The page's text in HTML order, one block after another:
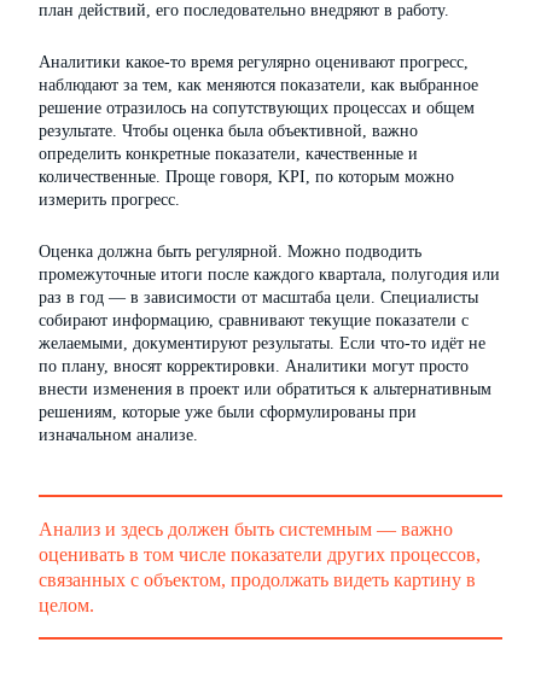
план действий, его последовательно внедряют в работу.
Аналитики какое-то время регулярно оценивают прогресс,
наблюдают за тем, как меняются показатели, как выбранное
решение отразилось на сопутствующих процессах и общем
результате. Чтобы оценка была объективной, важно
определить конкретные показатели, качественные и
количественные. Проще говоря, KPI, по которым можно
измерить прогресс.
Оценка должна быть регулярной. Можно подводить
промежуточные итоги после каждого квартала, полугодия или
раз в год — в зависимости от масштаба цели. Специалисты
собирают информацию, сравнивают текущие показатели с
желаемыми, документируют результаты. Если что-то идёт не
по плану, вносят корректировки. Аналитики могут просто
внести изменения в проект или обратиться к альтернативным
решениям, которые уже были сформулированы при
изначальном анализе.
Анализ и здесь должен быть системным — важно
оценивать в том числе показатели других процессов,
связанных с объектом, продолжать видеть картину в
целом.